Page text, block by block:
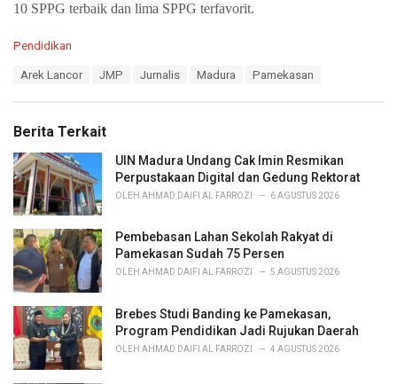
10 SPPG terbaik dan lima SPPG terfavorit.
C
o
r
i
e
s
:
Pendidikan
:
Arek Lancor JMP Jurnalis Madura Pamekasan
Berita Terkait
UIN Madura Undang Cak Imin Resmikan
Perpustakaan Digital dan Gedung Rektorat
OLEH AHMAD DAIFI AL FARROZI 6 AGUSTUS 2026
Pembebasan Lahan Sekolah Rakyat di
Pamekasan Sudah 75 Persen
OLEH AHMAD DAIFI AL FARROZI 5 AGUSTUS 2026
Brebes Studi Banding ke Pamekasan,
Program Pendidikan Jadi Rujukan Daerah
OLEH AHMAD DAIFI AL FARROZI 4 AGUSTUS 2026